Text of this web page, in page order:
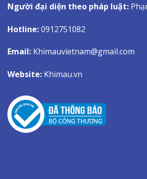
Người đại diện theo pháp luật:
Hotline:0912751082
Email: Khimauvietnam@gmail.com
Website: Khimau.vn